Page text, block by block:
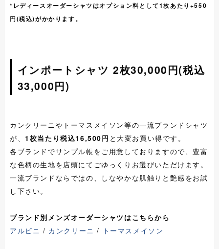
*レディースオーダーシャツはオプション料として1枚あたり+550
円(税込)がかかります。
インポートシャツ 2枚30,000円(税込
33,000円)
カンクリーニやトーマスメイソン等の一流ブランドシャツ
が、 1枚当たり税込16,500円 と大変お買い得です。
各ブランドでサンプル帳をご用意しておりますので、豊富
な色柄の生地を店頭にてごゆっくりお選びいただけます。
一流ブランドならではの、しなやかな肌触りと艶感をお試
し下さい。
ブランド別メンズオーダーシャツはこちらから
アルビニ / カンクリーニ / トーマスメイソン